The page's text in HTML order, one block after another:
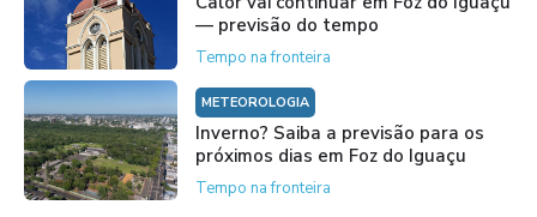
— previsão do tempo
Tempo na fronteira
METEOROLOGIA
Inverno? Saiba a previsão para os
próximos dias em Foz do Iguaçu
Tempo na fronteira